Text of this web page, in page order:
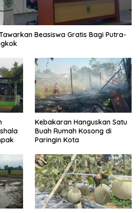
Beasiswa Gratis Bagi Putra-
Kebakaran Hanguskan Satu
Buah Rumah Kosong di
Paringin Kota